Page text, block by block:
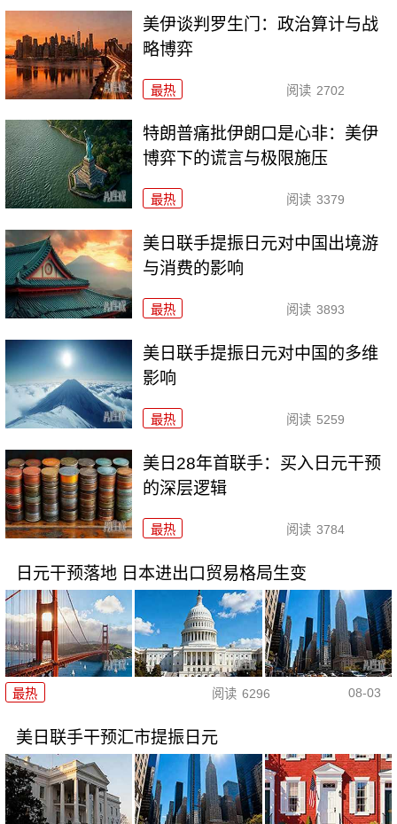
美伊谈判罗生门：政治算计与战
略博弈
最热 阅读 2702
特朗普痛批伊朗口是心非：美伊
博弈下的谎言与极限施压
最热 阅读 3379
美日联手提振日元对中国出境游
与消费的影响
最热 阅读 3893
美日联手提振日元对中国的多维
影响
最热 阅读 5259
美日28年首联手：买入日元干预
的深层逻辑
最热 阅读 3784
日元干预落地 日本进出口贸易格局生变
最热 阅读 6296 08-03
美日联手干预汇市提振日元